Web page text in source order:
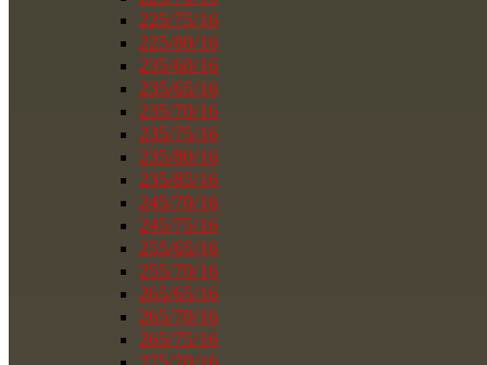
225/75/16
225/80/16
235/60/16
235/65/16
235/70/16
235/75/16
235/80/16
235/85/16
245/70/16
245/75/16
255/65/16
255/70/16
265/65/16
265/70/16
265/75/16